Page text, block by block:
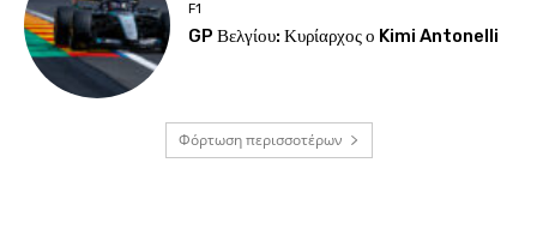
F1
GP Βελγίου: Κυρίαρχος ο Kimi Antonelli
Φόρτωση περισσοτέρων